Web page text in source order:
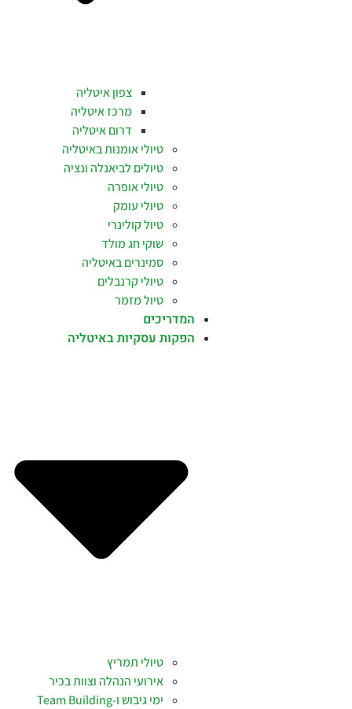
צפון איטליה
מרכז איטליה
דרום איטליה
טיולי אומנות באיטליה
טיולים לביאנלה ונציה
טיולי אופרה
טיולי עומק
טיול קולינרי
שוקי חג מולד
סמינרים באיטליה
טיולי קרנבלים
טיול מזמר
המדריכים
הפקות עסקיות באיטליה
טיולי תמריץ
אירועי הנהלה וצוות בכיר
ימי גיבוש ו-Team Building